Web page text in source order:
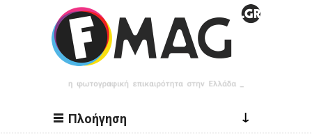
Παράκαμψη προς το κυρίως περιεχόμενο
Πλοήγηση ↓